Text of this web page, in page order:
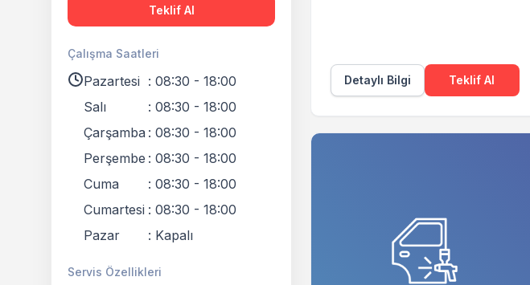
Teklif Al
Çalışma Saatleri
Pazartesi : 08:30 - 18:00
Salı
: 08:30 - 18:00
Çarşamba : 08:30 - 18:00
Perşembe : 08:30 - 18:00
Cuma
: 08:30 - 18:00
Cumartesi : 08:30 - 18:00
Pazar
: Kapalı
Servis Özellikleri
Detaylı Bilgi Teklif Al